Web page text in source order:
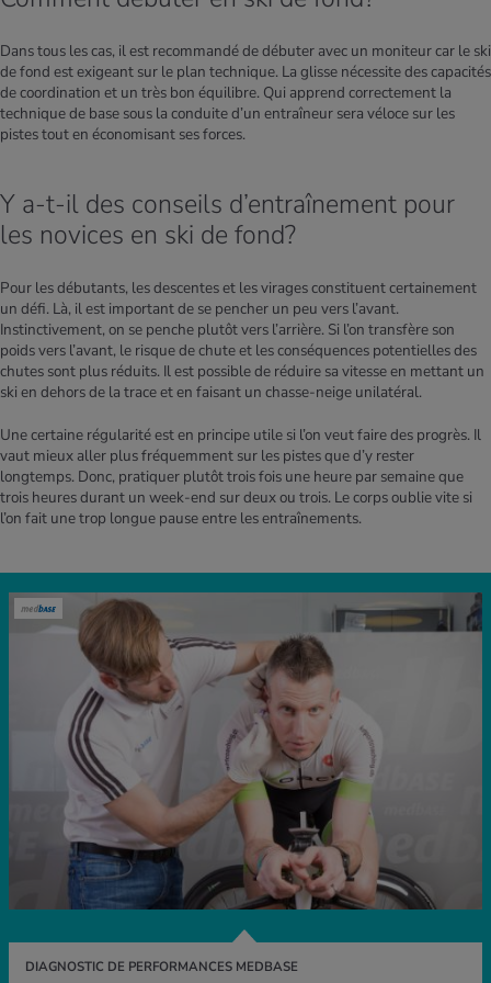
Dans tous les cas, il est recommandé de débuter avec un moniteur car le ski
de fond est exigeant sur le plan technique. La glisse nécessite des capacités
de coordination et un très bon équilibre. Qui apprend correctement la
technique de base sous la conduite d’un entraîneur sera véloce sur les
pistes tout en économisant ses forces.
Y a-t-il des conseils d’entraînement pour
les novices en ski de fond?
Pour les débutants, les descentes et les virages constituent certainement
un défi. Là, il est important de se pencher un peu vers l’avant.
Instinctivement, on se penche plutôt vers l’arrière. Si l’on transfère son
poids vers l’avant, le risque de chute et les conséquences potentielles des
chutes sont plus réduits. Il est possible de réduire sa vitesse en mettant un
ski en dehors de la trace et en faisant un chasse-neige unilatéral.
Une certaine régularité est en principe utile si l’on veut faire des progrès. Il
vaut mieux aller plus fréquemment sur les pistes que d’y rester
longtemps. Donc, pratiquer plutôt trois fois une heure par semaine que
trois heures durant un week-end sur deux ou trois. Le corps oublie vite si
l’on fait une trop longue pause entre les entraînements.
DIAGNOSTIC DE PERFORMANCES MEDBASE